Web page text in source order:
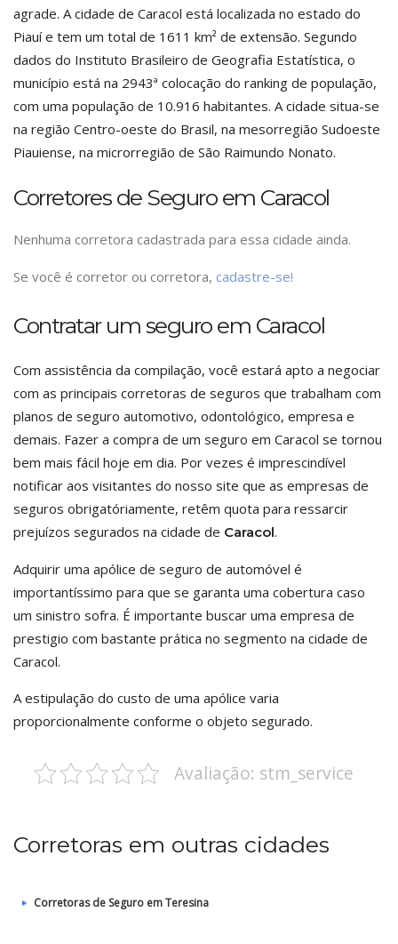
agrade. A cidade de Caracol está localizada no estado do
Piauí e tem um total de 1611 km² de extensão. Segundo
dados do Instituto Brasileiro de Geografia Estatística, o
município está na 2943ª colocação do ranking de população,
com uma população de 10.916 habitantes. A cidade situa-se
na região Centro-oeste do Brasil, na mesorregião Sudoeste
Piauiense, na microrregião de São Raimundo Nonato.
Corretores de Seguro em Caracol
Nenhuma corretora cadastrada para essa cidade ainda.
Se você é corretor ou corretora, cadastre-se!
Contratar um seguro em Caracol
Com assistência da compilação, você estará apto a negociar
com as principais corretoras de seguros que trabalham com
planos de seguro automotivo, odontológico, empresa e
demais. Fazer a compra de um seguro em Caracol se tornou
bem mais fácil hoje em dia. Por vezes é imprescindível
notificar aos visitantes do nosso site que as empresas de
seguros obrigatóriamente, retêm quota para ressarcir
prejuízos segurados na cidade de Caracol.
Adquirir uma apólice de seguro de automóvel é
importantíssimo para que se garanta uma cobertura caso
um sinistro sofra. É importante buscar uma empresa de
prestigio com bastante prática no segmento na cidade de
Caracol.
A estipulação do custo de uma apólice varia
proporcionalmente conforme o objeto segurado.
Avaliação: stm_service
Corretoras em outras cidades
Corretoras de Seguro em Teresina